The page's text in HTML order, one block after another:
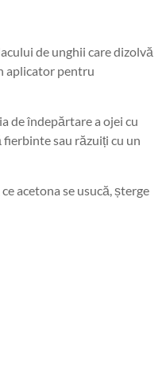
de unghii care dizolvă
aplicator pentru
de îndepărtare a ojei cu
sau răzuiți cu un
acetona se usucă, șterge